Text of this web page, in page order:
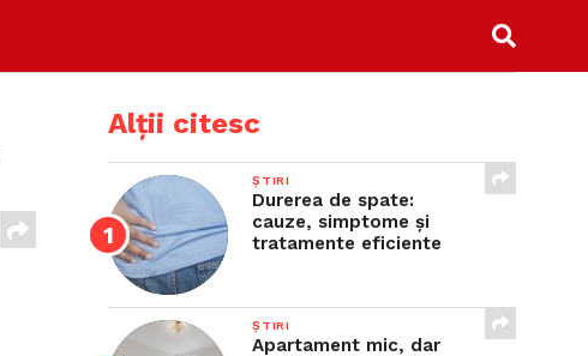
Alții citesc
ȘTIRI
Durerea de spate:
cauze, simptome și
tratamente eficiente
ȘTIRI
Apartament mic, dar